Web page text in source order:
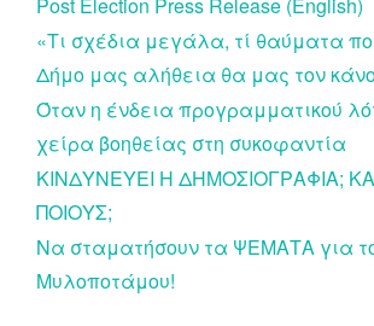
«Τι σχέδια μεγάλα, τί θαύματα
Δήμο μας αλήθεια θα μας τον
Όταν η ένδεια προγραμματικού
χείρα βοηθείας στη συκοφαντία
ΚΙΝΔΥΝΕΥΕΙ Η ΔΗΜΟΣΙΟΓΡΑΦΙΑ;
ΠΟΙΟΥΣ;
Να σταματήσουν τα ΨΕΜΑΤΑ για
Μυλοποτάμου!